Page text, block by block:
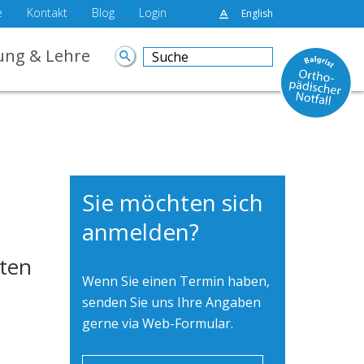
English
Kontakt Blog Login
& Lehre
Sie möchten sich
anmelden?
Wenn Sie einen Termin haben,
senden Sie uns Ihre Angaben
gerne via Web-Formular.